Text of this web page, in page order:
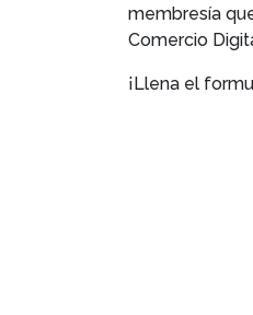
membresía
Comercio
¡Llena el